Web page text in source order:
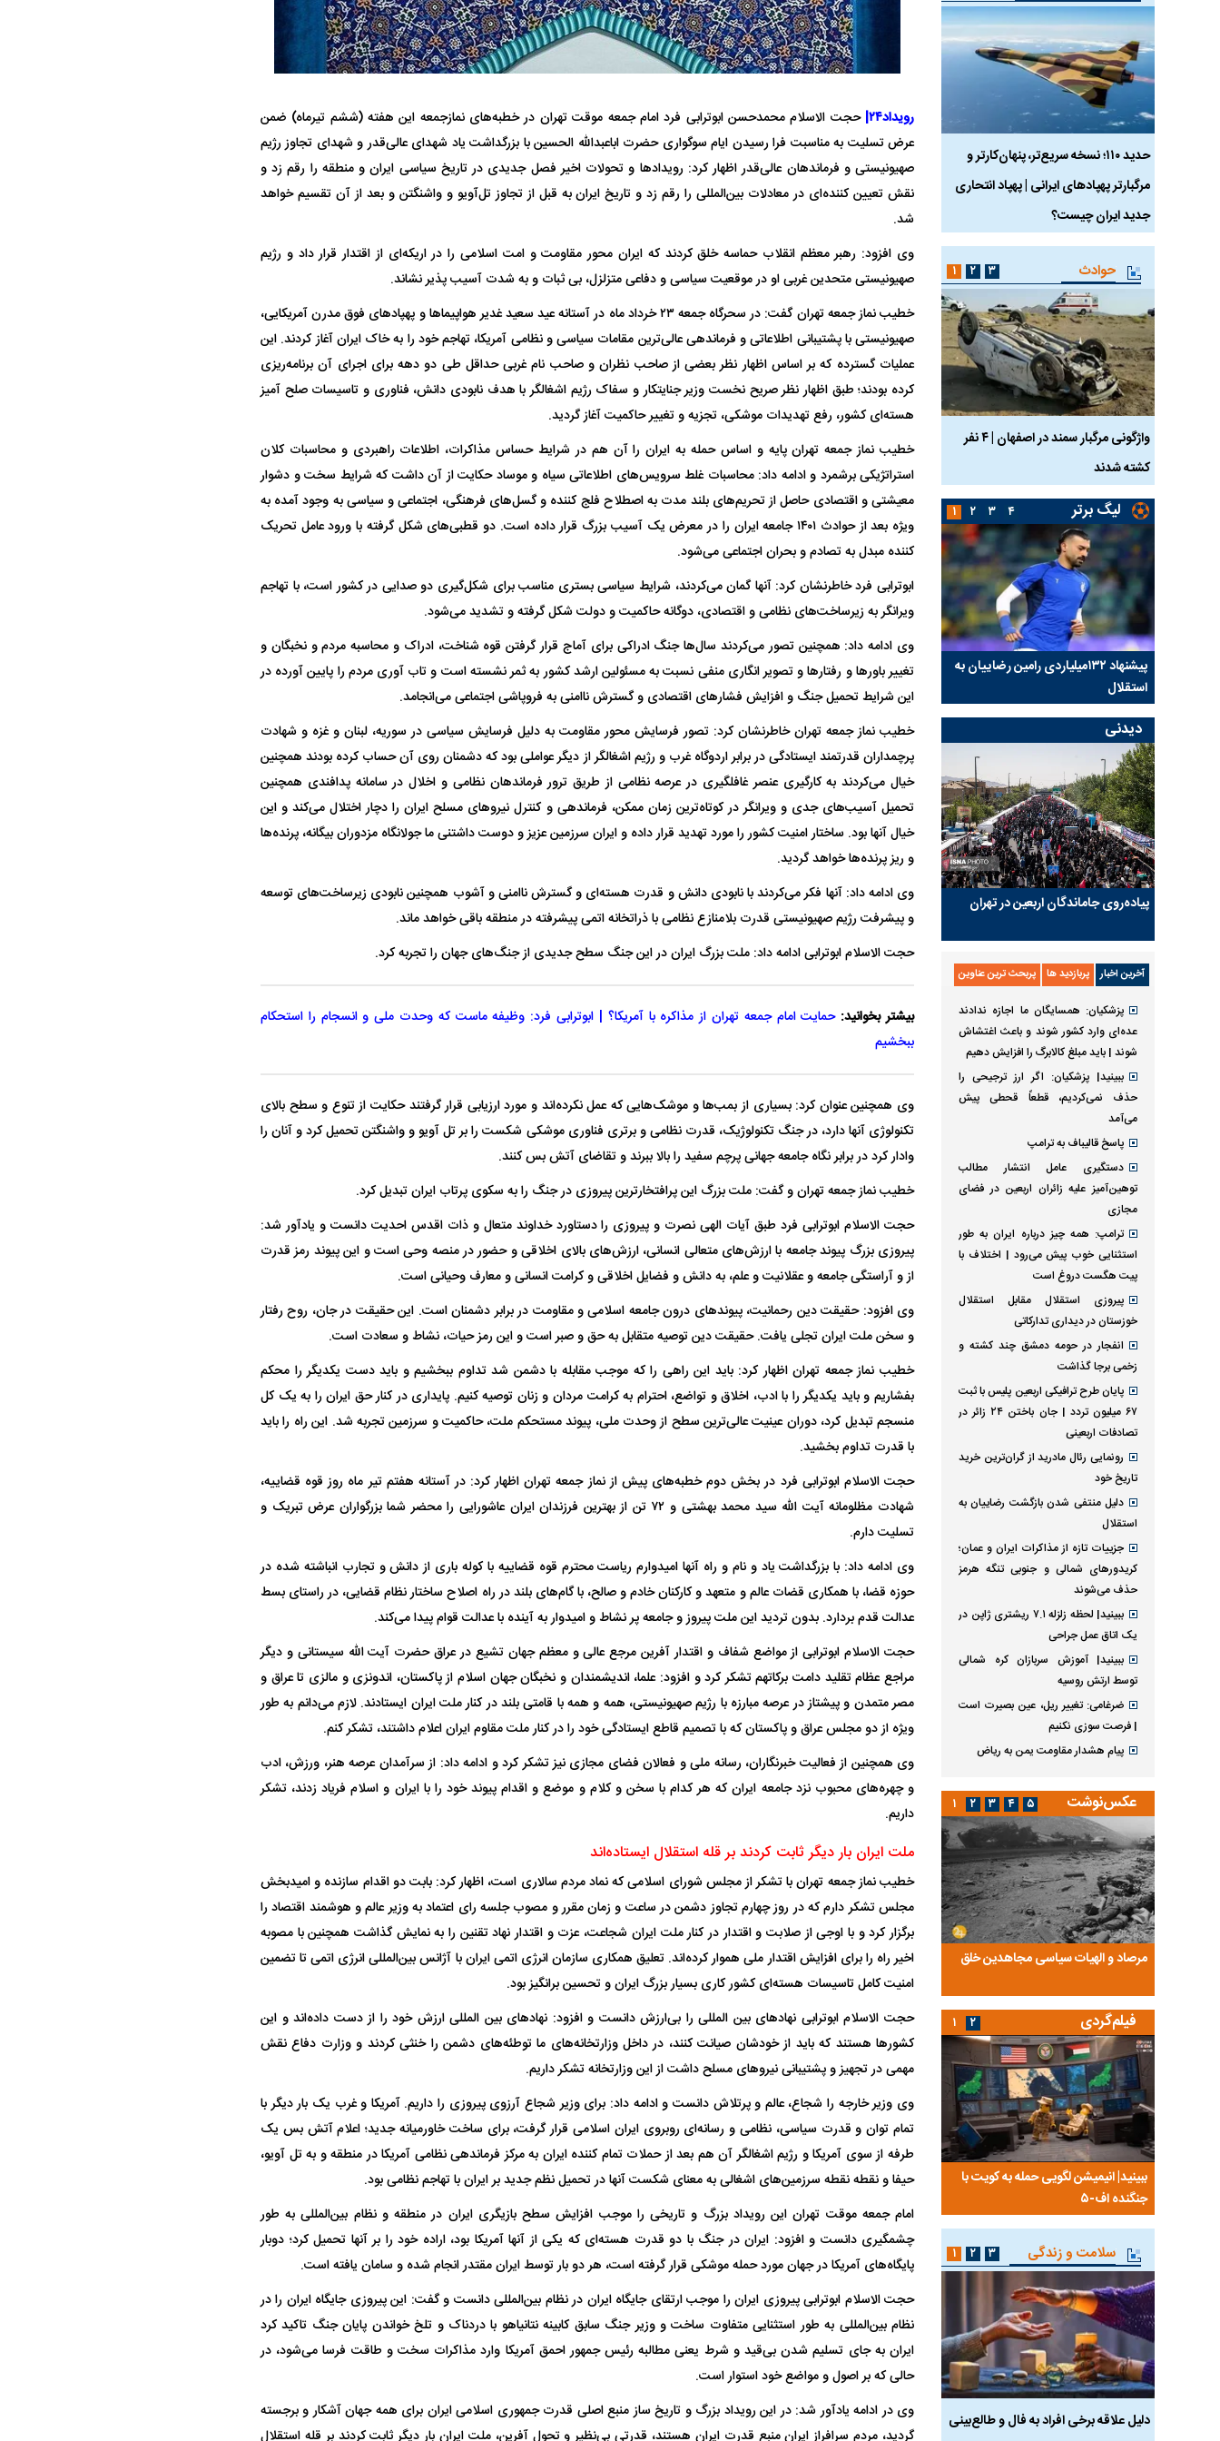
رویداد۲۴|
حجت الاسلام محمدحسن ابوترابی فرد امام جمعه موقت تهران در خطبه‌های نمازجمعه این هفته (ششم تیرماه) ضمن
عرض تسلیت به مناسبت فرا رسیدن ایام سوگواری حضرت اباعبدالله الحسین با بزرگداشت یاد شهدای عالی‌قدر و شهدای تجاوز رژیم
صهیونیستی و فرماندهان عالی‌قدر اظهار کرد: رویداد‌ها و تحولات اخیر فصل جدیدی در تاریخ سیاسی ایران و منطقه را رقم زد و
نقش تعیین کننده‌ای در معادلات بین‌المللی را رقم زد و تاریخ ایران به قبل از تجاوز تل‌آویو و واشنگتن و بعد از آن تقسیم خواهد
شد.
وی افزود: رهبر معظم انقلاب حماسه خلق کردند که ایران محور مقاومت و امت اسلامی را در اریکه‌ای از اقتدار قرار داد و رژیم
صهیونیستی متحدین غربی او در موقعیت سیاسی و دفاعی متزلزل، بی ثبات و به شدت آسیب پذیر نشاند.
خطیب نماز جمعه تهران گفت: در سحرگاه جمعه ۲۳ خرداد ماه در آستانه عید سعید غدیر هواپیما‌ها و پهپاد‌های فوق مدرن آمریکایی،
صهیونیستی با پشتیبانی اطلاعاتی و فرماندهی عالی‌ترین مقامات سیاسی و نظامی آمریکا، تهاجم خود را به خاک ایران آغاز کردند. این
عملیات گسترده که بر اساس اظهار نظر بعضی از صاحب نظران و صاحب نام غربی حداقل طی دو دهه برای اجرای آن برنامه‌ریزی
کرده بودند؛ طبق اظهار نظر صریح نخست وزیر جنایتکار و سفاک رژیم اشغالگر با هدف نابودی دانش، فناوری و تاسیسات صلح آمیز
هسته‌ای کشور، رفع تهدیدات موشکی، تجزیه و تغییر حاکمیت آغاز گردید.
خطیب نماز جمعه تهران پایه و اساس حمله به ایران را آن هم در شرایط حساس مذاکرات، اطلاعات راهبردی و محاسبات کلان
استراتژیکی برشمرد و ادامه داد: محاسبات غلط سرویس‌های اطلاعاتی سیاه و موساد حکایت از آن داشت که شرایط سخت و دشوار
معیشتی و اقتصادی حاصل از تحریم‌های بلند مدت به اصطلاح فلج کننده و گسل‌های فرهنگی، اجتماعی و سیاسی به وجود آمده به
ویژه بعد از حوادث ۱۴۰۱ جامعه ایران را در معرض یک آسیب بزرگ قرار داده است. دو قطبی‌های شکل گرفته با ورود عامل تحریک
کننده مبدل به تصادم و بحران اجتماعی می‌شود.
ابوترابی فرد خاطرنشان کرد: آنها گمان می‌کردند، شرایط سیاسی بستری مناسب برای شکل‌گیری دو صدایی در کشور است، با تهاجم
ویرانگر به زیرساخت‌های نظامی و اقتصادی، دوگانه حاکمیت و دولت شکل گرفته و تشدید می‌شود.
وی ادامه داد: همچنین تصور می‌کردند سال‌ها جنگ ادراکی برای آماج قرار گرفتن قوه شناخت، ادراک و محاسبه مردم و نخبگان و
تغییر باور‌ها و رفتار‌ها و تصویر انگاری منفی نسبت به مسئولین ارشد کشور به ثمر نشسته است و تاب آوری مردم را پایین آورده در
این شرایط تحمیل جنگ و افزایش فشار‌های اقتصادی و گسترش ناامنی به فروپاشی اجتماعی می‌انجامد.
خطیب نماز جمعه تهران خاطرنشان کرد: تصور فرسایش محور مقاومت به دلیل فرسایش سیاسی در سوریه، لبنان و غزه و شهادت
پرچمداران قدرتمند ایستادگی در برابر اردوگاه غرب و رژیم اشغالگر از دیگر عواملی بود که دشمنان روی آن حساب کرده بودند همچنین
خیال می‌کردند به کارگیری عنصر غافلگیری در عرصه نظامی از طریق ترور فرماندهان نظامی و اخلال در سامانه پدافندی همچنین
تحمیل آسیب‌های جدی و ویرانگر در کوتاه‌ترین زمان ممکن، فرماندهی و کنترل نیرو‌های مسلح ایران را دچار اختلال می‌کند و این
خیال آنها بود. ساختار امنیت کشور را مورد تهدید قرار داده و ایران سرزمین عزیز و دوست داشتنی ما جولانگاه مزدوران بیگانه، پرنده‌ها
و ریز پرنده‌ها خواهد گردید.
وی ادامه داد: آنها فکر می‌کردند با نابودی دانش و قدرت هسته‌ای و گسترش ناامنی و آشوب همچنین نابودی زیرساخت‌های توسعه
و پیشرفت رژیم صهیونیستی قدرت بلامنازع نظامی با ذراتخانه اتمی پیشرفته در منطقه باقی خواهد ماند.
حجت الاسلام ابوترابی ادامه داد: ملت بزرگ ایران در این جنگ سطح جدیدی از جنگ‌های جهان را تجربه کرد.
بیشتر بخوانید: حمایت امام جمعه تهران از مذاکره با آمریکا؟ | ابوترابی فرد: وظیفه ماست که وحدت ملی و انسجام را استحکام
ببخشیم
وی همچنین عنوان کرد: بسیاری از بمب‌ها و موشک‌هایی که عمل نکرده‌اند و مورد ارزیابی قرار گرفتند حکایت از تنوع و سطح بالای
تکنولوژی آنها دارد، در جنگ تکنولوژیک، قدرت نظامی و برتری فناوری موشکی شکست را بر تل آویو و واشنگتن تحمیل کرد و آنان را
وادار کرد در برابر نگاه جامعه جهانی پرچم سفید را بالا ببرند و تقاضای آتش بس کنند.
خطیب نماز جمعه تهران و گفت: ملت بزرگ این پرافتخارترین پیروزی در جنگ را به سکوی پرتاب ایران تبدیل کرد.
حجت الاسلام ابوترابی فرد طبق آیات الهی نصرت و پیروزی را دستاورد خداوند متعال و ذات اقدس احدیت دانست و یادآور شد:
پیروزی بزرگ پیوند جامعه با ارزش‌های متعالی انسانی، ارزش‌های بالای اخلاقی و حضور در منصه وحی است و این پیوند رمز قدرت
از و آراستگی جامعه و عقلانیت و علم، به دانش و فضایل اخلاقی و کرامت انسانی و معارف وحیانی است.
وی افزود: حقیقت دین رحمانیت، پیوند‌های درون جامعه اسلامی و مقاومت در برابر دشمنان است. این حقیقت در جان، روح رفتار
و سخن ملت ایران تجلی یافت. حقیقت دین توصیه متقابل به حق و صبر است و این رمز حیات، نشاط و سعادت است.
خطیب نماز جمعه تهران اظهار کرد: باید این راهی را که موجب مقابله با دشمن شد تداوم ببخشیم و باید دست یکدیگر را محکم
بفشاریم و باید یکدیگر را با ادب، اخلاق و تواضع، احترام به کرامت مردان و زنان توصیه کنیم. پایداری در کنار حق ایران را به یک کل
منسجم تبدیل کرد، دوران عینیت عالی‌ترین سطح از وحدت ملی، پیوند مستحکم ملت، حاکمیت و سرزمین تجربه شد. این راه را باید
با قدرت تداوم بخشید.
حجت الاسلام ابوترابی فرد در بخش دوم خطبه‌های پیش از نماز جمعه تهران اظهار کرد: در آستانه هفتم تیر ماه روز قوه قضاییه،
شهادت مظلومانه آیت الله سید محمد بهشتی و ۷۲ تن از بهترین فرزندان ایران عاشورایی را محضر شما بزرگواران عرض تبریک و
تسلیت دارم.
وی ادامه داد: با بزرگداشت یاد و نام و راه آنها امیدوارم ریاست محترم قوه قضاییه با کوله باری از دانش و تجارب انباشته شده در
حوزه قضا، با همکاری قضات عالم و متعهد و کارکنان خادم و صالح، با گام‌های بلند در راه اصلاح ساختار نظام قضایی، در راستای بسط
عدالت قدم بردارد. بدون تردید این ملت پیروز و جامعه پر نشاط و امیدوار به آینده با عدالت قوام پیدا می‌کند.
حجت الاسلام ابوترابی از مواضع شفاف و اقتدار آفرین مرجع عالی و معظم جهان تشیع در عراق حضرت آیت الله سیستانی و دیگر
مراجع عظام تقلید دامت برکاتهم تشکر کرد و افزود: علما، اندیشمندان و نخبگان جهان اسلام از پاکستان، اندونزی و مالزی تا عراق و
مصر متمدن و پیشتاز در عرصه مبارزه با رژیم صهیونیستی، همه و همه با قامتی بلند در کنار ملت ایران ایستادند. لازم می‌دانم به طور
ویژه از دو مجلس عراق و پاکستان که با تصمیم قاطع ایستادگی خود را در کنار ملت مقاوم ایران اعلام داشتند، تشکر کنم.
وی همچنین از فعالیت خبرنگاران، رسانه ملی و فعالان فضای مجازی نیز تشکر کرد و ادامه داد: از سرآمدان عرصه هنر، ورزش، ادب
و چهره‌های محبوب نزد جامعه ایران که هر کدام با سخن و کلام و موضع و اقدام پیوند خود را با ایران و اسلام فریاد زدند، تشکر
داریم.
ملت ایران بار دیگر ثابت کردند بر قله استقلال ایستاده‌اند
خطیب نماز جمعه تهران با تشکر از مجلس شورای اسلامی که نماد مردم سالاری است، اظهار کرد: بابت دو اقدام سازنده و امیدبخش
مجلس تشکر دارم که در روز چهارم تجاوز دشمن در ساعت و زمان مقرر و مصوب جلسه رای اعتماد به وزیر عالم و هوشمند اقتصاد را
برگزار کرد و با اوجی از صلابت و اقتدار در کنار ملت ایران شجاعت، عزت و اقتدار نهاد تقنین را به نمایش گذاشت همچنین با مصوبه
اخیر راه را برای افزایش اقتدار ملی هموار کرده‌اند. تعلیق همکاری سازمان انرژی اتمی ایران با آژانس بین‌المللی انرژی اتمی تا تضمین
امنیت کامل تاسیسات هسته‌ای کشور کاری بسیار بزرگ ایران و تحسین برانگیز بود.
حجت الاسلام ابوترابی نهاد‌های بین المللی را بی‌ارزش دانست و افزود: نهاد‌های بین المللی ارزش خود را از دست داده‌اند و این
کشور‌ها هستند که باید از خودشان صیانت کنند، در داخل وزارتخانه‌های ما توطئه‌های دشمن را خنثی کردند و وزارت دفاع نقش
مهمی در تجهیز و پشتیبانی نیرو‌های مسلح داشت از این وزارتخانه تشکر داریم.
وی وزیر خارجه را شجاع، عالم و پرتلاش دانست و ادامه داد: برای وزیر شجاع آرزوی پیروزی را داریم. آمریکا و غرب یک بار دیگر با
تمام توان و قدرت سیاسی، نظامی و رسانه‌ای روبروی ایران اسلامی قرار گرفت، برای ساخت خاورمیانه جدید؛ اعلام آتش بس یک
طرفه از سوی آمریکا و رژیم اشغالگر آن هم بعد از حملات تمام کننده ایران به مرکز فرماندهی نظامی آمریکا در منطقه و به تل آویو،
حیفا و نقطه نقطه سرزمین‌های اشغالی به معنای شکست آنها در تحمیل نظم جدید بر ایران با تهاجم نظامی بود.
امام جمعه موقت تهران این رویداد بزرگ و تاریخی را موجب افزایش سطح بازیگری ایران در منطقه و نظام بین‌المللی به طور
چشمگیری دانست و افزود: ایران در جنگ با دو قدرت هسته‌ای که یکی از آنها آمریکا بود، اراده خود را بر آنها تحمیل کرد؛ دوبار
پایگاه‌های آمریکا در جهان مورد حمله موشکی قرار گرفته است، هر دو بار توسط ایران مقتدر انجام شده و سامان یافته است.
حجت الاسلام ابوترابی پیروزی ایران را موجب ارتقای جایگاه ایران در نظام بین‌المللی دانست و گفت: این پیروزی جایگاه ایران را در
نظام بین‌المللی به طور استثنایی متفاوت ساخت و وزیر جنگ سابق کابینه نتانیاهو با دردناک و تلخ خواندن پایان جنگ تاکید کرد
ایران به جای تسلیم شدن بی‌قید و شرط یعنی مطالبه رئیس جمهور احمق آمریکا وارد مذاکرات سخت و طاقت فرسا می‌شود، در
حالی که بر اصول و مواضع خود استوار است.
وی در ادامه یادآور شد: در این رویداد بزرگ و تاریخ ساز منبع اصلی قدرت جمهوری اسلامی ایران برای همه جهان آشکار و برجسته
گردید، مردم سرافراز ایران منبع قدرت ایران هستند، قدرتی بی‌نظیر و تحول آفرین، ملت ایران بار دیگر ثابت کردند بر قله استقلال
حدید ۱۱۰؛ نسخه سریع‌تر، پنهان‌کارتر و
مرگبارتر پهپادهای ایرانی | پهپاد انتحاری
جدید ایران چیست؟
هواپیمای مرموز E-11A BACN چیست؟
فضاپیمای «استارشیپ» ایلان ماسک
چیست؟
حدید ۱۱۰؛ نسخه سریع‌تر، پنهان‌کارتر و
مرگبارتر پهپادهای ایرانی | پهپاد انتحاری
هواپیمای مرموز E-11A BACN چیست؟
حوادث
واژگونی مرگبار سمند در اصفهان | ۴ نفر
کشته شدند
عکس| ماجرای کشف جسد ناشناس که
توسط حیوانات خورده شد
مرگ دلخراش دختر ۱۸ ساله بر اثر برق
گرفتگی
واژگونی مرگبار سمند در اصفهان | ۴ نفر
کشته شدند
عکس| ماجرای کشف جسد ناشناس که
توسط حیوانات خورده شد
۱ ۲ ۳
لیگ برتر
پیشنهاد ۱۳۲میلیاردی رامین رضاییان به
استقلال
بازگشت اندونگ به استقلال منتفی شد؛
هافبک گابنی در آستانه انتخاب تیم جدید
ابهام بزرگ درباره قرارداد یاسر آسانی؛
اولین چالش حقوقی استقلال
پرسپولیس در انتظار سه خرید کلیدی
پیش از شروع لیگ
۱ ۲ ۳ ۴
دیدنی
پیاده‌روی جاماندگان اربعین در تهران
آخرین اخبار پربازدید ها پربحث ترین عناوین
پزشکیان: همسایگان ما اجازه ندادند
عده‌ای وارد کشور شوند و باعث اغتشاش
شوند | باید مبلغ کالابرگ را افزایش دهیم
ببینید| پزشکیان: اگر ارز ترجیحی را
حذف نمی‌کردیم، قطعاً قحطی پیش
می‌آمد
پاسخ قالیباف به ترامپ
دستگیری عامل انتشار مطالب
توهین‌آمیز علیه زائران اربعین در فضای
مجازی
ترامپ: همه چیز درباره ایران به طور
استثنایی خوب پیش می‌رود | اختلاف با
پیت هگست دروغ است
پیروزی استقلال مقابل استقلال
خوزستان در دیداری تدارکاتی
انفجار در حومه دمشق چند کشته و
زخمی برجا گذاشت
پایان طرح ترافیکی اربعین پلیس با ثبت
۶۷ میلیون تردد | جان باختن ۲۴ زائر در
تصادفات اربعینی
رونمایی رئال مادرید از گران‌ترین خرید
تاریخ خود
دلیل منتفی شدن بازگشت رضاییان به
استقلال
جزییات تازه از مذاکرات ایران و عمان؛
کریدورهای شمالی و جنوبی تنگه هرمز
حذف می‌شوند
ببینید| لحظه زلزله ۷.۱ ریشتری ژاپن در
یک اتاق عمل جراحی
ببینید| آموزش سربازان کره شمالی
توسط ارتش روسیه
ضرغامی: تغییر ریل، عین بصیرت است
| فرصت سوزی نکنیم
پیام هشدار مقاومت یمن به ریاض
عکس‌نوشت
مرصاد و الهیات سیاسی مجاهدین خلق
آخرین پرده از حیات سیاسی یک سلسله |
روایتی از آخرین مصاحبه‌ی شاه در ایران
ریشه‌های عزاداری ماه محرم در فرهنگ
و تاریخ ایران
عزاداری ماه محرم در دوران قاجار چگونه
مردی که سر خم نکرد؟ | غلامرضا تختی و
۱ ۲ ۳ ۴ ۵
فیلم‌گردی
ببینید| انیمیشن لگویی حمله به کویت با
جنگنده اف-۵
ببینید| نظر متفاوت سینا حجازی درباره
ببینید| انیمیشن لگویی حمله به کویت با
ببینید| نظر متفاوت سینا حجازی درباره
۱ ۲
سلامت و زندگی
دلیل علاقه برخی افراد به فال و طالع‌بینی
تاثیر استرس بر بدن علت تنگی نفس و راه های درمان آن
دلیل علاقه برخی افراد به فال و طالع‌بینی
تاثیر استرس بر بدن
۱ ۲ ۳